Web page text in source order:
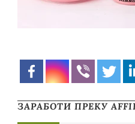
ЗАРАБОТИ ПРЕКУ